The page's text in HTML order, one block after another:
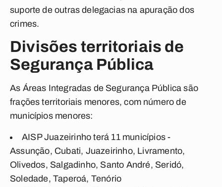
suporte de outras delegacias na apuração dos
crimes.
Divisões territoriais de
Segurança Pública
As Áreas Integradas de Segurança Pública são
frações territoriais menores, com número de
municípios menores:
AISP Juazeirinho terá 11 municípios -
Assunção, Cubati, Juazeirinho, Livramento,
Olivedos, Salgadinho, Santo André, Seridó,
Soledade, Taperoá, Tenório